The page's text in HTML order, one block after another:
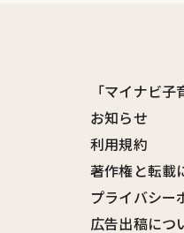
「マイナビ
お知らせ
利用規約
著作権と転載
プライバシー
広告出稿につ